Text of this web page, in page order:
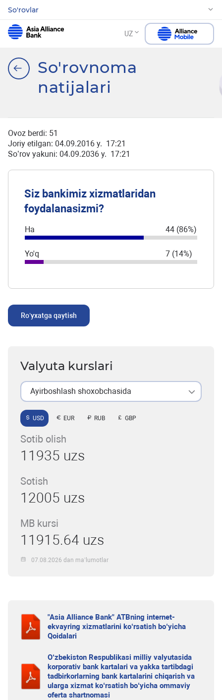
So'rovlar
UZ
So'rovnoma
natijalari
Ovoz berdi: 51
Joriy etilgan: 04.09.2016 y. 17:21
So’rov yakuni: 04.09.2036 y. 17:21
Siz bankimiz xizmatlaridan
foydalanasizmi?
Ha 44 (86%)
Yo'q 7 (14%)
Ro’yxatga qaytish
Valyuta kurslari
Ayirboshlash shoxobchasida
USD EUR RUB GBP
Sotib olish
11935 uzs
Sotish
12005 uzs
MB kursi
11915.64 uzs
07.08.2026 dan ma’lumotlar
"Asia Alliance Bank" ATBning internet-
ekvayring xizmatlarini ko‘rsatish bo‘yicha
Qoidalari
O‘zbekiston Respublikasi milliy valyutasida
korporativ bank kartalari va yakka tartibdagi
tadbirkorlarning bank kartalarini chiqarish va
ularga xizmat ko‘rsatish bo‘yicha ommaviy
oferta shartnomasi